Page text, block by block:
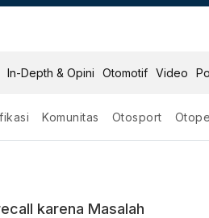
In-Depth & Opini Otomotif Video
Komunitas Otosport
karena Masalah